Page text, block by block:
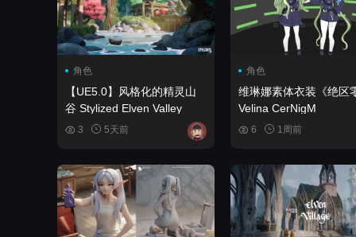
角色
【UE5.0】风格化的精灵山
谷 Stylized Elven Valley
3 5天前
角色
维琳娜素体衣装《绝区
Velina CerNigM
6 1周前